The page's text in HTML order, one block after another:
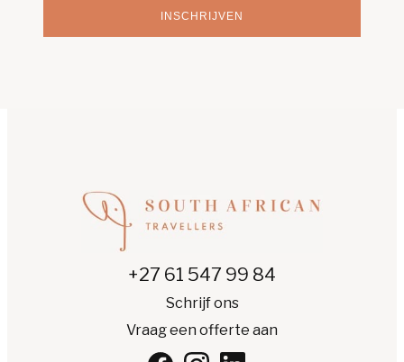
INSCHRIJVEN
+27 61 547 99 84
Schrijf ons
Vraag een offerte aan